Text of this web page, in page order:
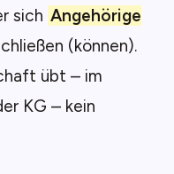
sich Angehörige
(können).
übt – im
KG – kein